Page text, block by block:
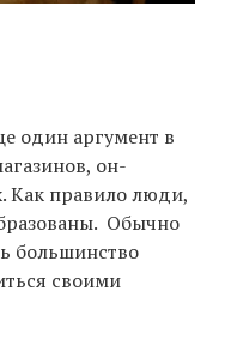
один аргумент в
он-
Как правило люди,
Обычно
большинство
своими